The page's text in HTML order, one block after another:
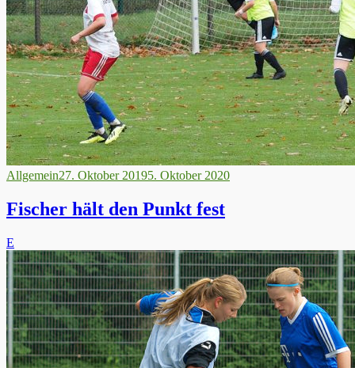
Allgemein27. Oktober 20195. Oktober 2020
Fischer hält den Punkt fest
E